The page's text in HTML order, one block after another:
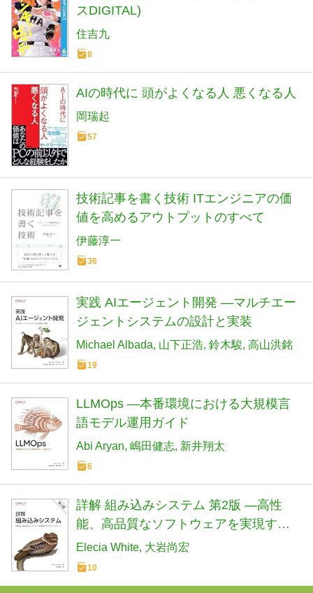
スDIGITAL)
住吉九
8
AIの時代に 頭がよくなる人 悪くなる人
岡瑞起
57
技術記事を書く技術 ITエンジニアの価
値を高めるアウトプットのすべて
伊藤淳一
36
実践 AIエージェント開発 ―マルチエー
ジェントシステムの設計と実装
Michael Albada 山下正浩 鈴木駿 高山洪銘
19
LLMOps ―本番環境における大規模言
語モデル運用ガイド
Abi Aryan 嶋田健志 新井翔太
6
詳解 組み込みシステム 第2版 ―高性
能、高品質なソフトウェアを実現する
デザインパターン
Elecia White 大岩尚宏
10